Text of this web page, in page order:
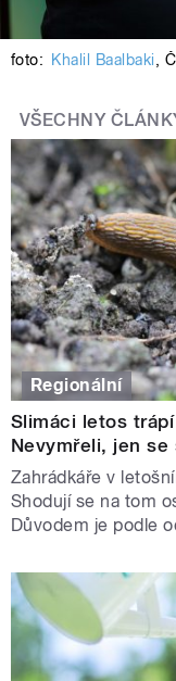
foto: Khalil Baalbaki,
VŠECHNY
Regionální
Slimáci letos
Nevymřeli, jen
Zahrádkáře v
Shodují se na tom
Důvodem je podle